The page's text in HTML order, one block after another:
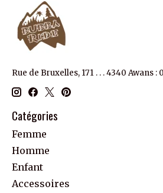
Rue de Bruxelles, 171 . . . 4340 Awans :
Catégories
Femme
Homme
Enfant
Accessoires